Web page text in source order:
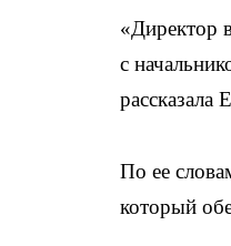
«Директор
с
рассказала
По ее
который